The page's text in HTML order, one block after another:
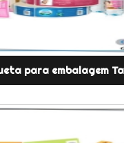
para embalagem